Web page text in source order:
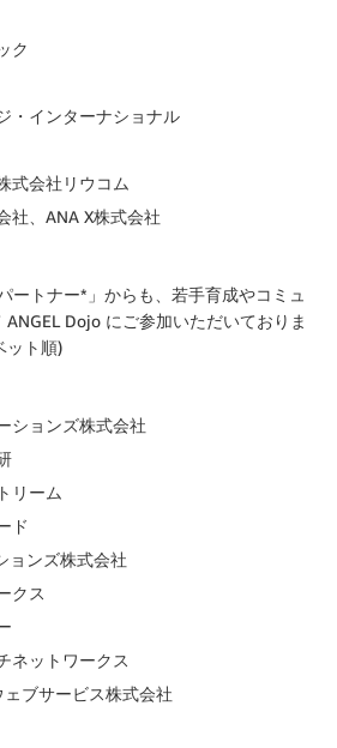
ク
・インターナショナル
式会社リウコム
社、ANA X株式会社
ートナー*」からも、若手育成やコミュ
Dojo にご参加いただいておりま
ット順)
ションズ株式会社
リーム
ド
ョンズ株式会社
クス
ネットワークス
ブサービス株式会社